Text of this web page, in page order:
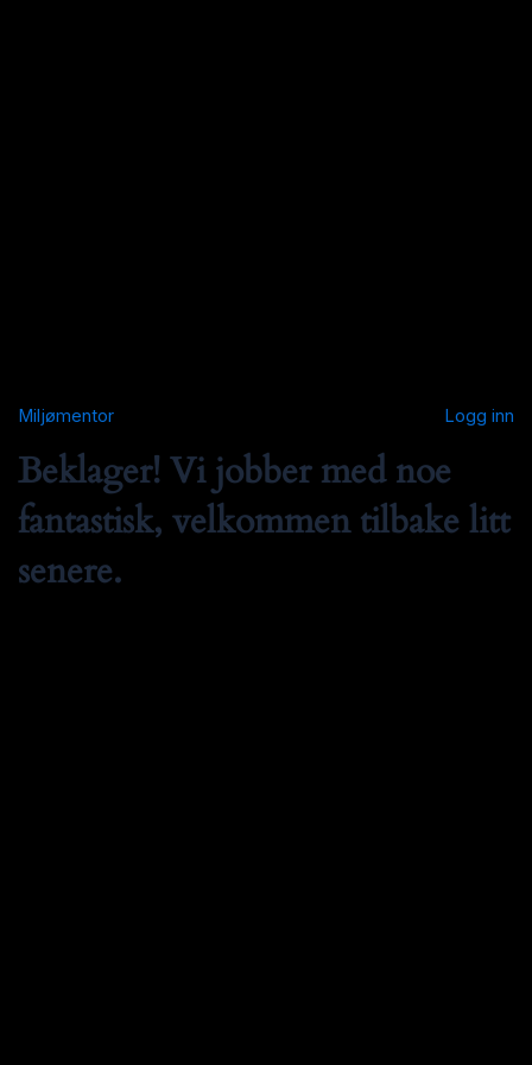
Miljømentor Logg inn
Beklager! Vi jobber med noe
fantastisk, velkommen tilbake litt
senere.